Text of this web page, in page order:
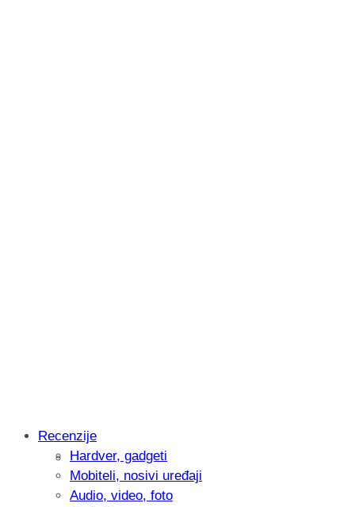
Intervju: Goran Jović, fotograf -
Recenzije
Hardver, gadgeti
Mobiteli, nosivi uređaji
Audio, video, foto